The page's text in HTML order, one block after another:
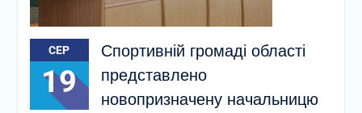
СЕР
19
Спортивній громаді області
представлено
новопризначену начальницю